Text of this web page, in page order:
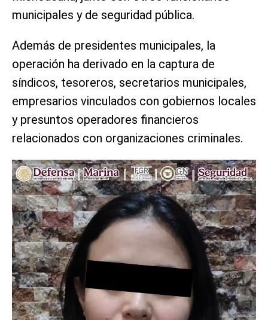
municipales y de seguridad pública.
Además de presidentes municipales, la
operación ha derivado en la captura de
síndicos, tesoreros, secretarios municipales,
empresarios vinculados con gobiernos locales
y presuntos operadores financieros
relacionados con organizaciones criminales.